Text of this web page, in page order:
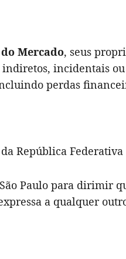
Mercado, seus
incidentais
perdas
República
São Paulo para dirimir
a qualquer